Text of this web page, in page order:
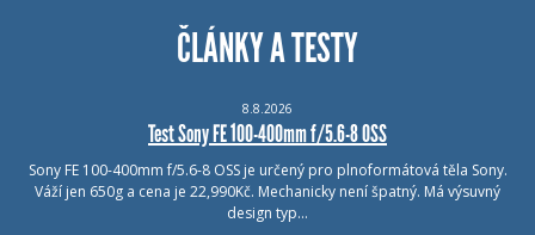
ČLÁNKY A TESTY
8.8.2026
Test Sony FE 100-400mm f/5.6-8 OSS
Sony FE 100-400mm f/5.6-8 OSS je určený pro plnoformátová těla Sony.
Váží jen 650g a cena je 22,990Kč. Mechanicky není špatný. Má výsuvný
design typ…